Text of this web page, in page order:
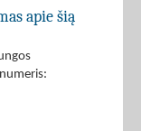
apie šią